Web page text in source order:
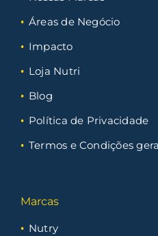
Áreas de Negócio
Impacto
Loja Nutri
Blog
Política de Privacidade
Termos e Condições
Marcas
Nutry